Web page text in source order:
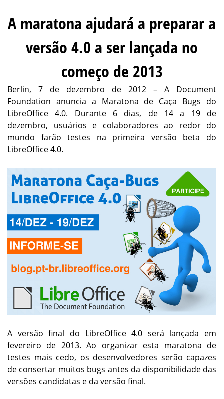
A maratona ajudará a preparar a
versão 4.0 a ser lançada no
começo de 2013
Berlin, 7 de dezembro de 2012 – A Document
Foundation anuncia a Maratona de Caça Bugs do
LibreOffice 4.0. Durante 6 dias, de 14 a 19 de
dezembro, usuários e colaboradores ao redor do
mundo farão testes na primeira versão beta do
LibreOffice 4.0.
A versão final do LibreOffice 4.0 será lançada em
fevereiro de 2013. Ao organizar esta maratona de
testes mais cedo, os desenvolvedores serão capazes
de consertar muitos bugs antes da disponibilidade das
versões candidatas e da versão final.